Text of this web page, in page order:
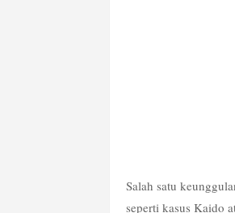
Salah satu
seperti kasus Kaido